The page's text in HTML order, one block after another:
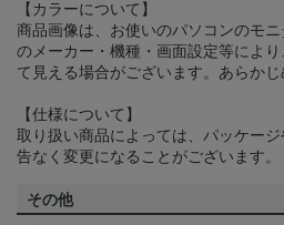
【カラーについて】
商品画像は、お使いのパソコンのモ
のメーカー・機種・画面設定等によ
て見える場合がございます。あらかじ
【仕様について】
取り扱い商品によっては、パッケー
告なく変更になることがございます。
その他